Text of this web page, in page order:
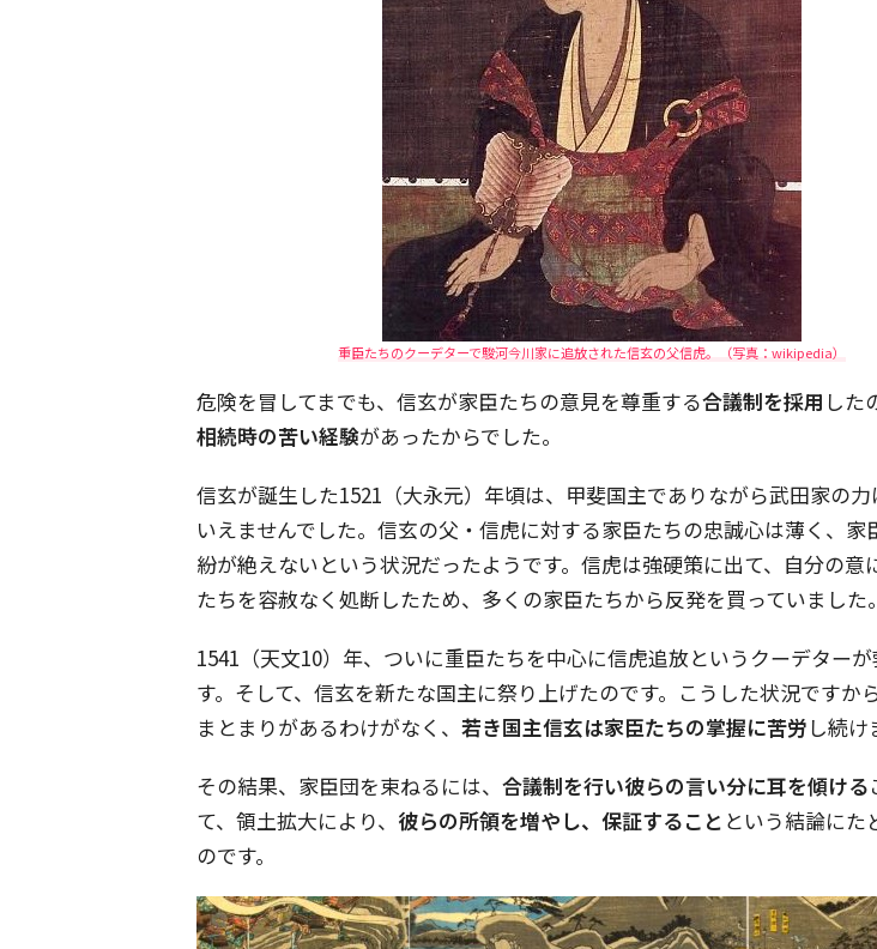
重臣たちのクーデターで駿河今川家に追放された信玄の父信虎。（写真：wikipedia）
危険を冒してまでも、信玄が家臣たちの意見を尊重する合議制を採用 した
相続時の苦い経験があったからでした。
信玄が誕生した1521（大永元）年頃は、甲斐国主でありながら武田家の
いえませんでした。信玄の父・信虎に対する家臣たちの忠誠心は薄く、家
紛が絶えないという状況だったようです。信虎は強硬策に出て、自分の意
たちを容赦なく処断したため、多くの家臣たちから反発を買っていました。
1541（天文10）年、ついに重臣たちを中心に信虎追放というクーデターが
す。そして、信玄を新たな国主に祭り上げたのです。こうした状況ですか
まとまりがあるわけがなく、 若き国主信玄は家臣たちの掌握に苦労 し続け
その結果、家臣団を束ねるには、 合議制を行い彼らの言い分に耳を傾ける
て、領土拡大により、 彼らの所領を増やし、保証すること という結論にた
のです。